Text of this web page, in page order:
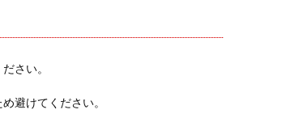
さい。
避けてください。